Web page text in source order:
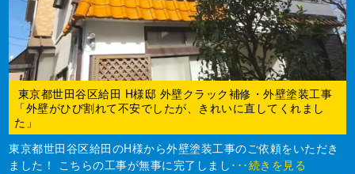
東京都世田谷区給田 H様邸 外壁クラック補修・外壁塗装工事
「外壁がひび割れて不安でしたが、きれいに直してくれまし
た」
東京都世田谷区給田のH様から外壁塗装工事のご依頼をいただき
ました！ こちらの工事が無事に完了しまし ･･･続きを見る